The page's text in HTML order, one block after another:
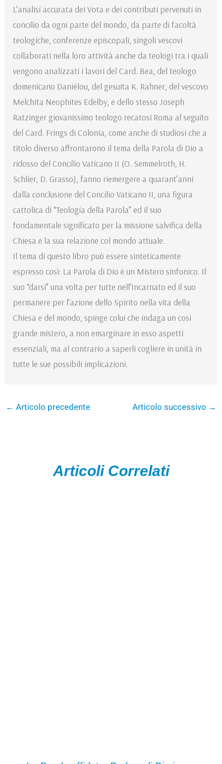
L’analisi accurata dei Vota e dei contributi pervenuti in
concilio da ogni parte del mondo, da parte di facoltà
teologiche, conferenze episcopali, singoli vescovi
collaborati nella loro attività anche da teologi tra i quali
vengono analizzati i lavori del Card. Bea, del teologo
domenicano Daniélou, del gesuita K. Rahner, del vescovo
Melchita Neophites Edelby, e dello stesso Joseph
Ratzinger giovanissimo teologo recatosi Roma al seguito
del Card. Frings di Colonia, come anche di studiosi che a
titolo diverso affrontarono il tema della Parola di Dio a
ridosso del Concilio Vaticano II (O. Semmelroth, H.
Schlier, D. Grasso), fanno riemergere a quarant’anni
dalla conclusione del Concilio Vaticano II, una figura
cattolica di “Teologia della Parola” ed il suo
fondamentale significato per la missione salvifica della
Chiesa e la sua relazione col mondo attuale.
Il tema di questo libro può essere sinteticamente
espresso così: La Parola di Dio è un Mistero sinfonico. Il
suo “darsi” una volta per tutte nell’Incarnato ed il suo
permanere per l’azione dello Spirito nella vita della
Chiesa e del mondo, spinge colui che indaga un così
grande mistero, a non emarginare in esso aspetti
essenziali, ma al contrario a saperli cogliere in unità in
tutte le sue possibili implicazioni.
← Articolo precedente Articolo successivo →
Articoli Correlati